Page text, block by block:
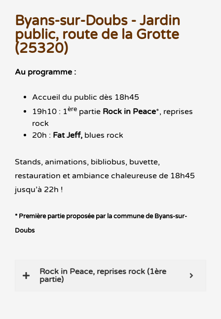
Byans-sur-Doubs - Jardin
public, route de la Grotte
(25320)
Au programme :
Accueil du public dès 18h45
19h10 : 1ère partie Rock in Peace*, reprises
rock
20h : Fat Jeff, blues rock
Stands, animations, bibliobus, buvette,
restauration et ambiance chaleureuse de 18h45
jusqu’à 22h !
* Première partie proposée par la commune de Byans-sur-
Doubs
Rock in Peace, reprises rock (1ère
partie)